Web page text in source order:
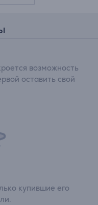
купившие его
возможность
оставить свой